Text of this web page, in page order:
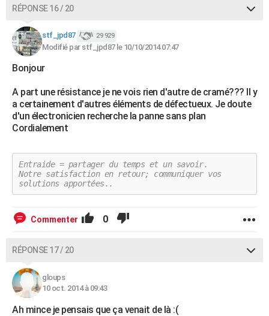
RÉPONSE 16 / 20
stf_jpd87 29 929
Modifié par stf_jpd87 le 10/10/2014 07:47
Bonjour
A part une résistance je ne vois rien d'autre de cramé??? Il y
a certainement d'autres éléments de défectueux. Je doute
d'un électronicien recherche la panne sans plan
Cordialement
Entraide = partager du temps et un savoir.
Notre satisfaction en retour; communiquer vos
solutions apportées..
Commenter 0
RÉPONSE 17 / 20
gloups
10 oct. 2014 à 09:43
Ah mince je pensais que ça venait de là :(